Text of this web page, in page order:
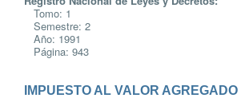
Tomo: 1
Semestre: 2
Año: 1991
Página: 943
IMPUESTO AL VALOR